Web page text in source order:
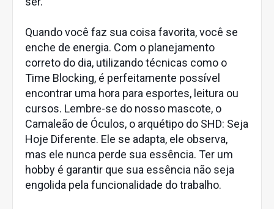
Quando você faz sua coisa favorita, você se
enche de energia. Com o planejamento
correto do dia, utilizando técnicas como o
Time Blocking, é perfeitamente possível
encontrar uma hora para esportes, leitura ou
cursos. Lembre-se do nosso mascote, o
Camaleão de Óculos, o arquétipo do SHD: Seja
Hoje Diferente. Ele se adapta, ele observa,
mas ele nunca perde sua essência. Ter um
hobby é garantir que sua essência não seja
engolida pela funcionalidade do trabalho.